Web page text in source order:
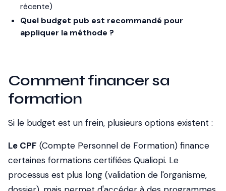
récente)
Quel budget pub est recommandé pour
appliquer la méthode ?
Comment financer sa
formation
Si le budget est un frein, plusieurs options existent :
Le CPF (Compte Personnel de Formation) finance
certaines formations certifiées Qualiopi. Le
processus est plus long (validation de l'organisme,